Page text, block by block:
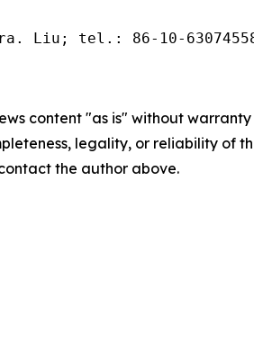
Liu; tel.: 86-10-
content "as is" without
legality, or reliability of
the author above.